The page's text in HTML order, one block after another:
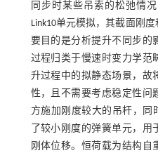
同步时某些吊索的松弛情
Link10单元模拟，其截面刚
要目的是分析提升不同步的
过程归类于慢速时变力学范
升过程中的拟静态场景，故
性，且不需要考虑稳定性问
方施加刚度较大的吊杆，同
了较小刚度的弹簧单元，
刚体位移。恒荷载为结构自